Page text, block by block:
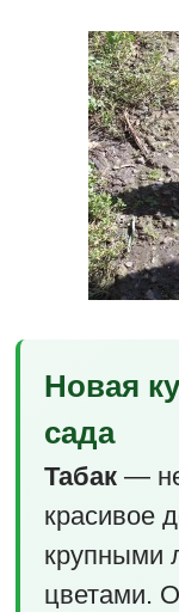
Новая
сада
Табак— не
красивое
крупными
цветами.